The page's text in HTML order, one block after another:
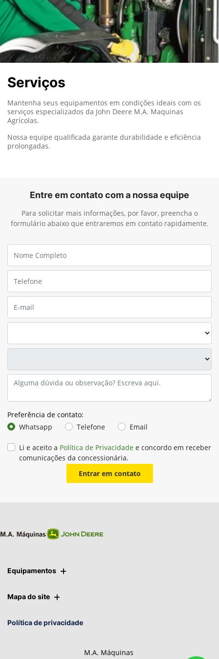
Serviços
Mantenha seus equipamentos em condições ideais com os
serviços especializados da John Deere M.A. Maquinas
Agrícolas.
Nossa equipe qualificada garante durabilidade e eficiência
prolongadas.
Entre em contato com a nossa equipe
Para solicitar mais informações, por favor, preencha o
formulário abaixo que entraremos em contato rapidamente.
Preferência de contato:
Whatsapp
Telefone Email
Li e aceito a Política de Privacidade e concordo em receber
comunicações da concessionária.
Entrar em contato
Equipamentos
Mapa do site
Política de privacidade
M.A. Máquinas